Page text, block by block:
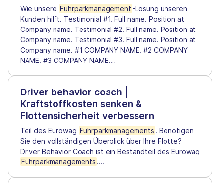
Wie unsere Fuhrparkmanagement -Lösung unseren
Kunden hilft. Testimonial #1. Full name. Position at
Company name. Testimonial #2. Full name. Position at
Company name. Testimonial #3. Full name. Position at
Company name. #1 COMPANY NAME. #2 COMPANY
NAME. #3 COMPANY NAME.…
Driver behavior coach |
Kraftstoffkosten senken &
Flottensicherheit verbessern
Teil des Eurowag Fuhrparkmanagements . Benötigen
Sie den vollständigen Überblick über Ihre Flotte?
Driver Behavior Coach ist ein Bestandteil des Eurowag
Fuhrparkmanagements .…